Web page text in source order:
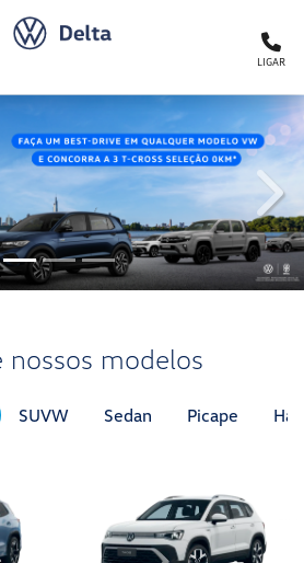
LIGAR
nossos modelos
SUVW Sedan Picape